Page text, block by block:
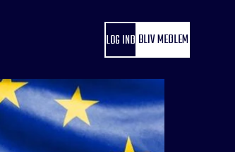
LOG IND BLIV MEDLEM